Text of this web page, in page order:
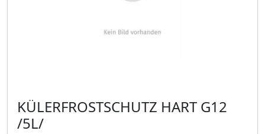
KÜLERFROSTSCHUTZ HART G12
/5L/